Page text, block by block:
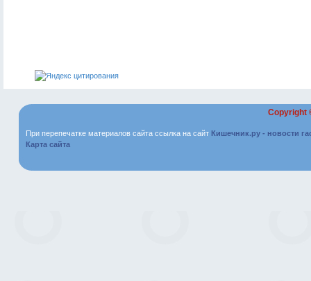
Copyright
При перепечатке материалов сайта ссылка на сайт Кишечник.ру - новости
Карта сайта